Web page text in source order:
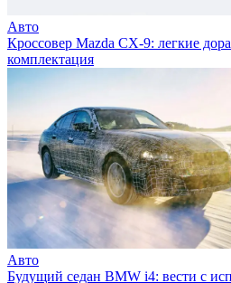
Авто
Кроссовер Mazda CX-9: легкие
комплектация
Авто
Будущий седан BMW i4: вести с